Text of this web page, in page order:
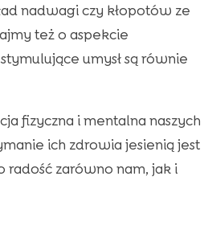
nadwagi czy kłopotów ze
też o aspekcie
umysł są równie
fizyczna i mentalna naszych
ich zdrowia jesienią jest
radość zarówno nam, jak i